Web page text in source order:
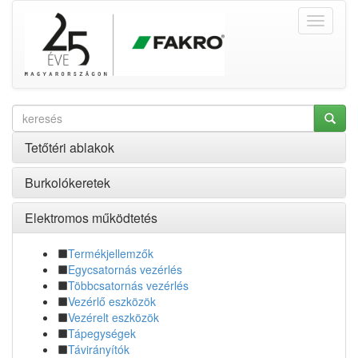
Tetőtéri ablakok
Burkolókeretek
Elektromos működtetés
Termékjellemzők
Egycsatornás vezérlés
Többcsatornás vezérlés
Vezérlő eszközök
Vezérelt eszközök
Tápegységek
Távirányítók